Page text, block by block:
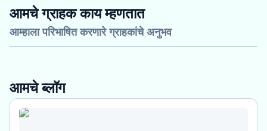
आमचे ग्राहक काय म्हणतात
आम्हाला परिभाषित करणारे ग्राहकांचे अनुभव
आमचे ब्लॉग